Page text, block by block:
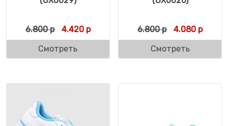
6.800р Первоначальная цена составляла 6.800
4.420рТекущая цена: 4.420 р.
Смотреть
6.800р 4.080 р
Смотреть